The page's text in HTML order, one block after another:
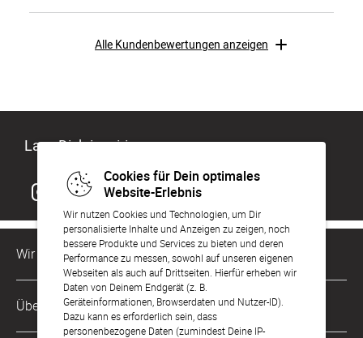
Cookies für Dein optimales
Website-Erlebnis
Wir nutzen Cookies und Technologien, um Dir
personalisierte Inhalte und Anzeigen zu zeigen, noch
bessere Produkte und Services zu bieten und deren
Performance zu messen, sowohl auf unseren eigenen
Webseiten als auch auf Drittseiten. Hierfür erheben wir
Daten von Deinem Endgerät (z. B.
Geräteinformationen, Browserdaten und Nutzer-ID).
Dazu kann es erforderlich sein, dass
personenbezogene Daten (zumindest Deine IP-
Alle Kundenbewertungen anzeigen
Lass Dich inspirieren
Wir sind für Dich da
Kundenservice-Hotline
0221 956 725 10
Mo. - Fr. von 9 bis 17 Uhr
Über Uns